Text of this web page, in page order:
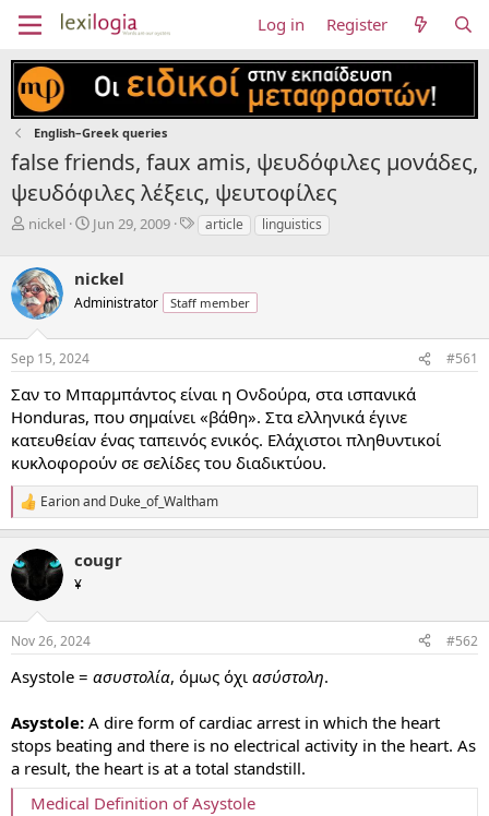
Log in Register
English–Greek queries
false friends, faux amis, ψευδόφιλες μονάδες,
ψευδόφιλες λέξεις, ψευτοφίλες
T
e
a
d
s
t
r
t
e
r
nickel
S
r
t
a
Jun 29, 2009
Tarticle linguistics
nickel
Administrator Staff member
Sep 15, 2024 #561
Σαν το Μπαρμπάντος είναι η Ονδούρα, στα ισπανικά
Honduras, που σημαίνει «βάθη». Στα ελληνικά έγινε
κατευθείαν ένας ταπεινός ενικός. Ελάχιστοι πληθυντικοί
κυκλοφορούν σε σελίδες του διαδικτύου.
R
e
c
t
i
s
Earionand Duke_of_Waltham
cougr
¥
Nov 26, 2024 #562
Asystole = ασυστολία, όμως όχι ασύστολη.
Asystole: A dire form of cardiac arrest in which the heart
stops beating and there is no electrical activity in the heart. As
a result, the heart is at a total standstill.
Medical Definition of Asystole